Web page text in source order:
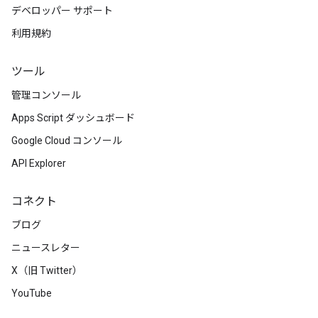
デベロッパー サポート
利用規約
ツール
管理コンソール
Apps Script ダッシュボード
Google Cloud コンソール
API Explorer
コネクト
ブログ
ニュースレター
X（旧 Twitter）
YouTube